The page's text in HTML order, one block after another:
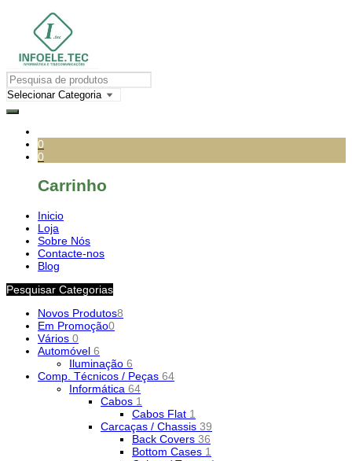
0
0
Carrinho
Inicio
Loja
Sobre Nós
Contacte-nos
Blog
Pesquisar Categorias
Novos Produtos8
Em Promoção0
Vários 0
Automóvel 6
Iluminação 6
Comp. Técnicos / Peças 64
Informática 64
Cabos 1
Cabos Flat 1
Carcaças / Chassis 39
Back Covers 36
Bottom Cases 1